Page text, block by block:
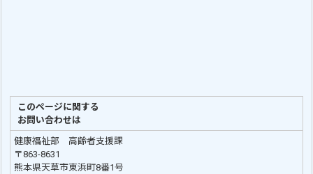
このページに関する
お問い合わせは
健康福祉部 高齢者支援課
〒863-8631
熊本県天草市東浜町8番1号